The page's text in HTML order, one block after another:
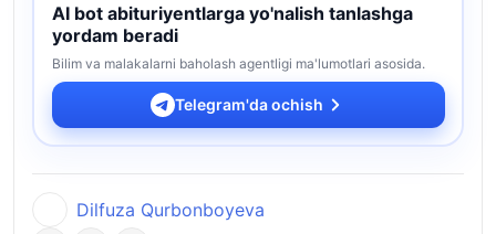
AI bot abituriyentlarga yo'nalish tanlashga
yordam beradi
Bilim va malakalarni baholash agentligi ma'lumotlari asosida.
Telegram'da ochish
Dilfuza Qurbonboyeva